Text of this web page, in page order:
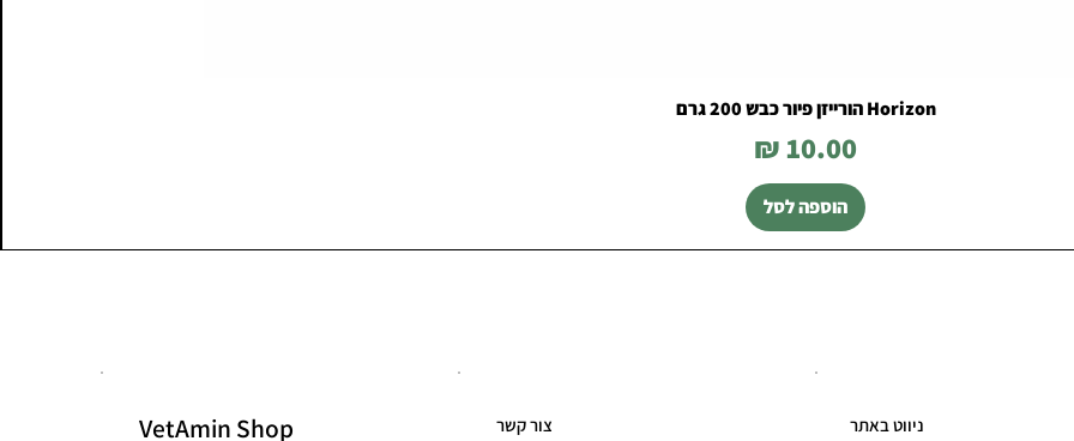
Horizon הורייזן פיור כבש 200 גרם
מחיר
הוספה לסל
VetAmin Shop
צור קשר ניווט באתר